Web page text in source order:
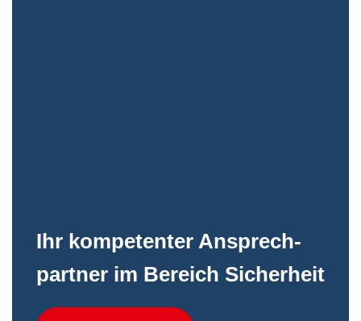
Ihr kompetenter An­sprech­
partner im Bereich Sicherheit